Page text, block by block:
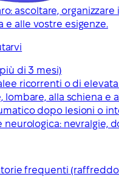
ascoltare,
e alle vostre esigenze.
di 3 mesi)
ricorrenti o di
lombare, alla schiena e
dopo lesioni o
neurologica: nevralgie,
frequenti